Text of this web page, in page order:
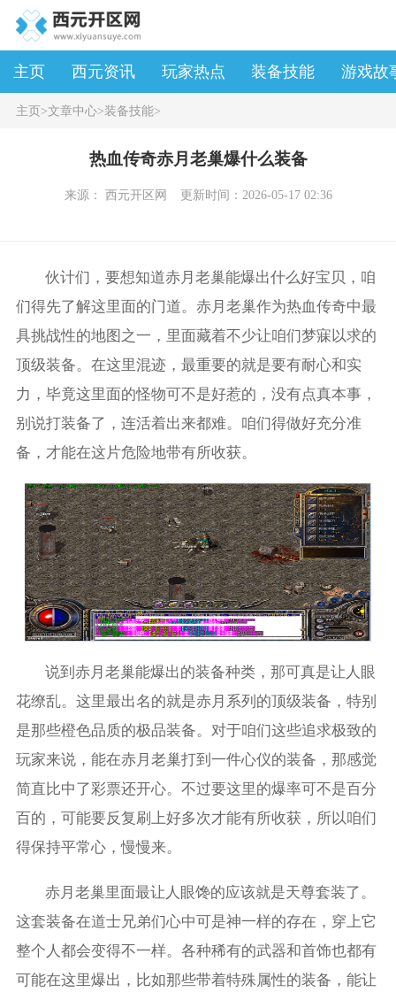
主页 西元资讯 玩家热点 装备技能 游戏故
主页>文章中心>装备技能>
热血传奇赤月老巢爆什么装备
来源： 西元开区网 更新时间：2026-05-17 02:36
伙计们，要想知道赤月老巢能爆出什么好宝贝，咱
们得先了解这里面的门道。赤月老巢作为热血传奇中最
具挑战性的地图之一，里面藏着不少让咱们梦寐以求的
顶级装备。在这里混迹，最重要的就是要有耐心和实
力，毕竟这里面的怪物可不是好惹的，没有点真本事，
别说打装备了，连活着出来都难。咱们得做好充分准
备，才能在这片危险地带有所收获。
说到赤月老巢能爆出的装备种类，那可真是让人眼
花缭乱。这里最出名的就是赤月系列的顶级装备，特别
是那些橙色品质的极品装备。对于咱们这些追求极致的
玩家来说，能在赤月老巢打到一件心仪的装备，那感觉
简直比中了彩票还开心。不过要这里的爆率可不是百分
百的，可能要反复刷上好多次才能有所收获，所以咱们
得保持平常心，慢慢来。
赤月老巢里面最让人眼馋的应该就是天尊套装了。
这套装备在道士兄弟们心中可是神一样的存在，穿上它
整个人都会变得不一样。各种稀有的武器和首饰也都有
可能在这里爆出，比如那些带着特殊属性的装备，能让